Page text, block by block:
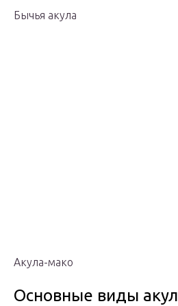
Бычья акула
Акула-мако
Основные виды акул